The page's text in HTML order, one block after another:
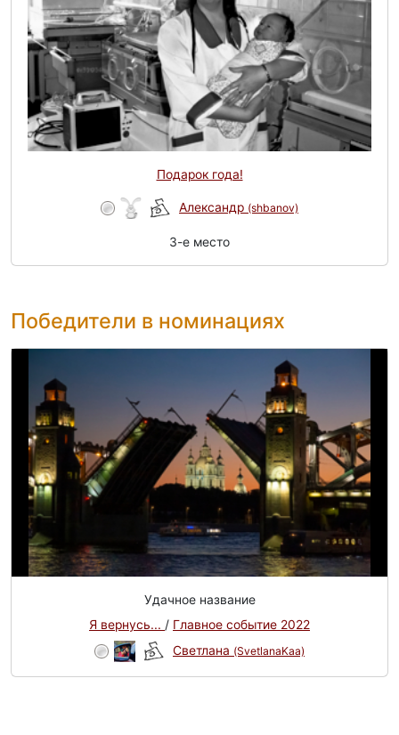
Подарок года!
Александр (shbanov)
3-e место
Победители в номинациях
Удачное название
Я вернусь... / Главное событие 2022
Светлана (SvetlanaKaa)